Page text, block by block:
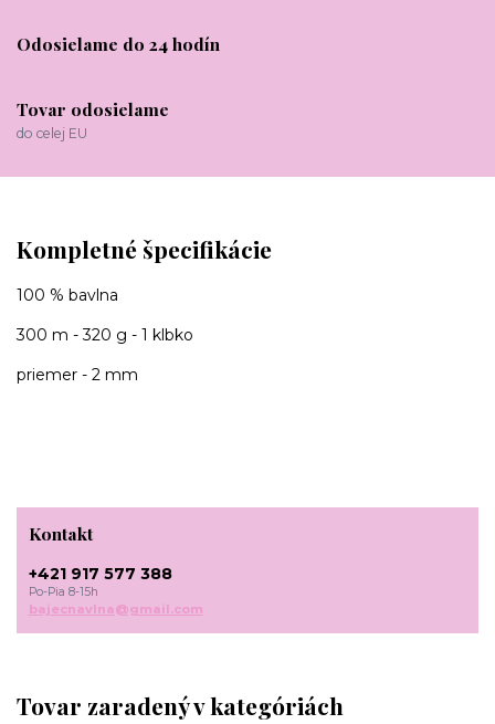
Odosielame do 24 hodín
Tovar odosielame
do celej EU
Kompletné špecifikácie
100 % bavlna
300 m - 320 g - 1 klbko
priemer - 2 mm
Tovar zaradený v kategóriách
Kontakt
+421 917 577 388
Po-Pia 8-15h
bajecnavlna@gmail.com